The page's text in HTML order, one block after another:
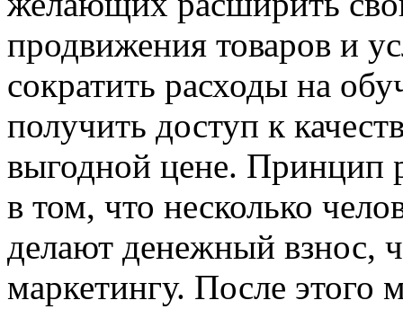
продвижения товаров и
сократить расходы на
получить доступ к
выгодной цене. Принцип
в том, что несколько
делают денежный взнос,
маркетингу. После этого